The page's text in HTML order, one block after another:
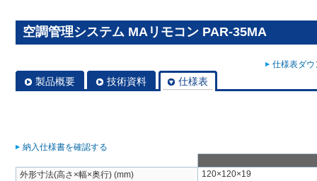
空調管理システム MAリモコン PAR-35MA
仕様表ダ
製品概要 技術資料 仕様表
納入仕様書を確認する
外形寸法(高さ×幅×奥行) (mm)
120×120×19